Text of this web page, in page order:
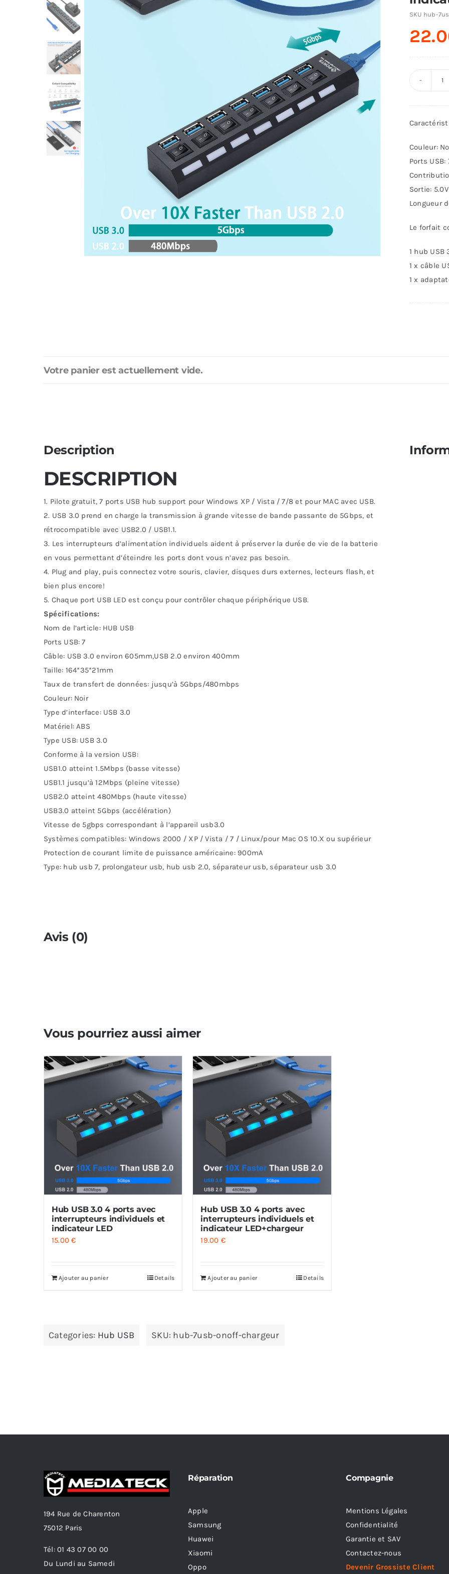
SKU hub-
7
et
Couleur:
Ports USB:
Sortie:
Longueur
Le forfait
1 hub USB
1 x câble
1 x
Votre panier est actuellement vide.
Description
DESCRIPTION
1. Pilote gratuit, 7 ports USB hub support pour Windows XP / Vista / 7/8 et pour MAC avec USB.
2. USB 3.0 prend en charge la transmission à grande vitesse de bande passante de 5Gbps, et
rétrocompatible avec USB2.0 / USB1.1.
3. Les interrupteurs d’alimentation individuels aident à préserver la durée de vie de la batterie
en vous permettant d’éteindre les ports dont vous n’avez pas besoin.
4. Plug and play, puis connectez votre souris, clavier, disques durs externes, lecteurs flash, et
bien plus encore!
5. Chaque port USB LED est conçu pour contrôler chaque périphérique USB.
Spécifications:
Nom de l’article: HUB USB
Ports USB: 7
Câble: USB 3.0 environ 605mm,USB 2.0 environ 400mm
Taille: 164*35*21mm
Taux de transfert de données: jusqu’à 5Gbps/480mbps
Couleur: Noir
Type d’interface: USB 3.0
Matériel: ABS
Type USB: USB 3.0
Conforme à la version USB:
USB1.0 atteint 1.5Mbps (basse vitesse)
USB1.1 jusqu’à 12Mbps (pleine vitesse)
USB2.0 atteint 480Mbps (haute vitesse)
USB3.0 atteint 5Gbps (accélération)
Vitesse de 5gbps correspondant à l’appareil usb3.0
Systèmes compatibles: Windows 2000 / XP / Vista / 7 / Linux/pour Mac OS 10.X ou supérieur
Protection de courant limite de puissance américaine: 900mA
Type: hub usb 7, prolongateur usb, hub usb 2.0, séparateur usb, séparateur usb 3.0
Avis (0)
Vous pourriez aussi aimer
Hub USB 3.0 4 ports avec
interrupteurs individuels et
indicateur LED
15.00€
Ajouter au panier Details
Hub USB 3.0 4 ports avec
interrupteurs individuels et
indicateur LED+chargeur
19.00 €
Ajouter au panier Details
Categories: Hub USB SKU: hub-7usb-onoff-chargeur
194 Rue de Charenton
75012 Paris
Tél: 01 43 07 00 00
Du Lundi au Samedi
Réparation
Apple
Samsung
Huawei
Xiaomi
Oppo
Compagnie
Mentions Légales
Confidentialité
Garantie et SAV
Contactez-nous
Devenir Grossiste Client